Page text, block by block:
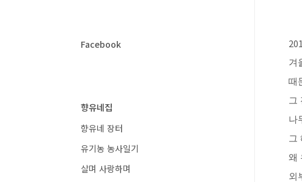
겨
때
그
나
그
왜
외
Facebook
향유네집
향유네 장터
유기농 농사일기
살며 사랑하며